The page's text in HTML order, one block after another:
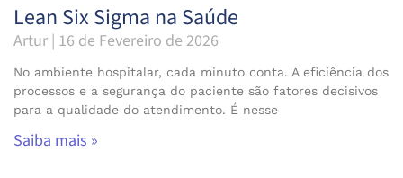
Lean Six Sigma na Saúde
Artur 16 de Fevereiro de 2026
No ambiente hospitalar, cada minuto conta. A eficiência dos
processos e a segurança do paciente são fatores decisivos
para a qualidade do atendimento. É nesse
Saiba mais »